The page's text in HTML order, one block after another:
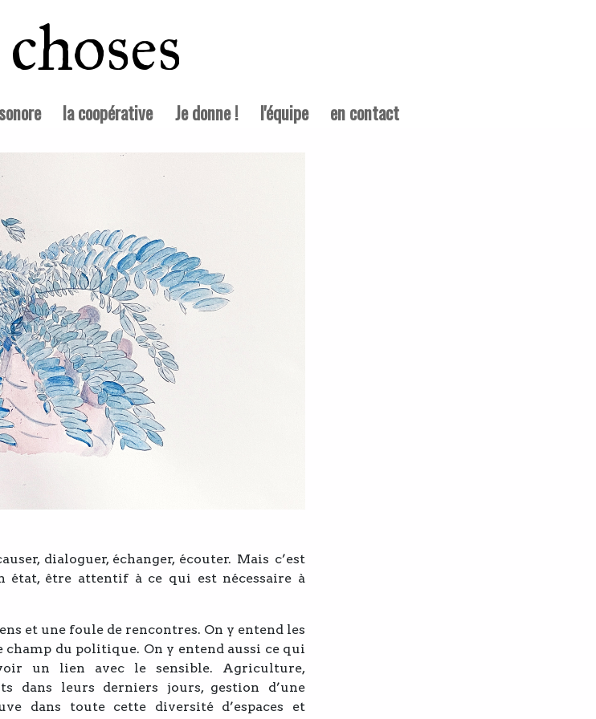
la coopérative Je donne ! l'équipe en contact
dialoguer, échanger, écouter. Mais c’est
état, être attentif à ce qui est nécessaire à
et une foule de rencontres. On y entend les
champ du politique. On y entend aussi ce qui
un lien avec le sensible. Agriculture,
dans leurs derniers jours, gestion d’une
dans toute cette diversité d’espaces et